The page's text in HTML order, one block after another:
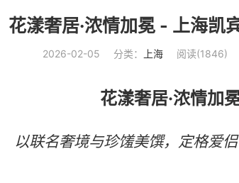
花漾奢居·浓情加冕 - 上海凯
2026-02-05 分类： 上海 阅读(1846)
花漾奢居·浓情加
以联名奢境与珍馐美馔，定格爱